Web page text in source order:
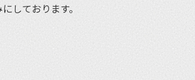
しております。